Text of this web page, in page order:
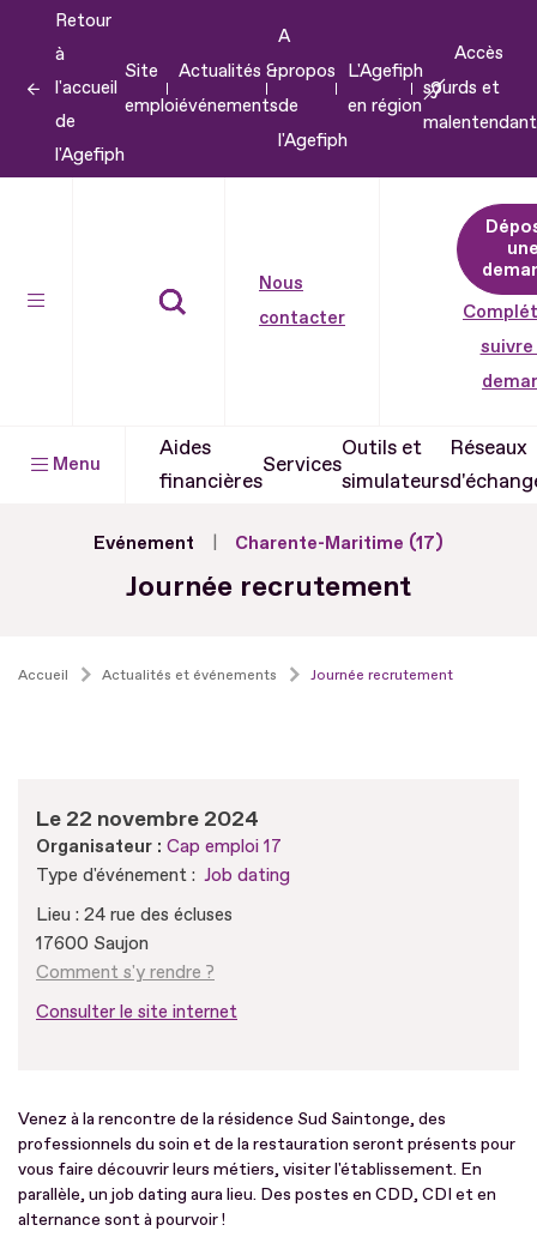
contenu
Retour
à
l'accueil
de
l'Agefiph
Site
emploi
Actualités &
événements
A
propos
de
l'Agefiph
L'Agefiph
en région
Accès
sourds et
Nous
contacter
suivre
Menu
Aides
financières
Services
Outils et
simulateurs
Réseaux
Evénement Charente-Maritime (17)
Journée recrutement
Accueil Actualités et événements Journée recrutement
Le 22 novembre 2024
Organisateur : Cap emploi 17
Type d'événement : Job dating
Lieu : 24 rue des écluses
17600 Saujon
Comment s'y rendre ?
Consulter le site internet
Venez à la rencontre de la résidence Sud Saintonge, des
professionnels du soin et de la restauration seront présents pour
vous faire découvrir leurs métiers, visiter l'établissement. En
parallèle, un job dating aura lieu. Des postes en CDD, CDI et en
alternance sont à pourvoir !